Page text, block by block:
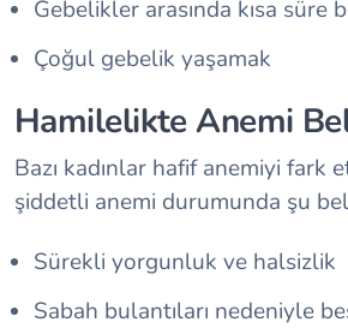
Gebelikler arasında kısa süre
Çoğul gebelik yaşamak
Hamilelikte Anemi
Bazı kadınlar hafif anemiyi fark
şiddetli anemi durumunda şu
Sürekli yorgunluk ve halsizlik
Sabah bulantıları nedeniyle